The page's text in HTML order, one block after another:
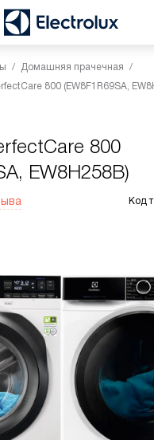
Домашняя прачечная
800 (EW8F1R69SA,
800
EW8H258B)
Код